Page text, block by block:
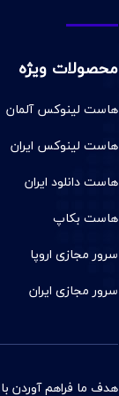
محصولات ویژه
هاست لینوکس آلمان
هاست لینوکس ایران
هاست دانلود ایران
هاست بکاپ
سرور مجازی اروپا
سرور مجازی ایران
هدف ما فراهم آوردن